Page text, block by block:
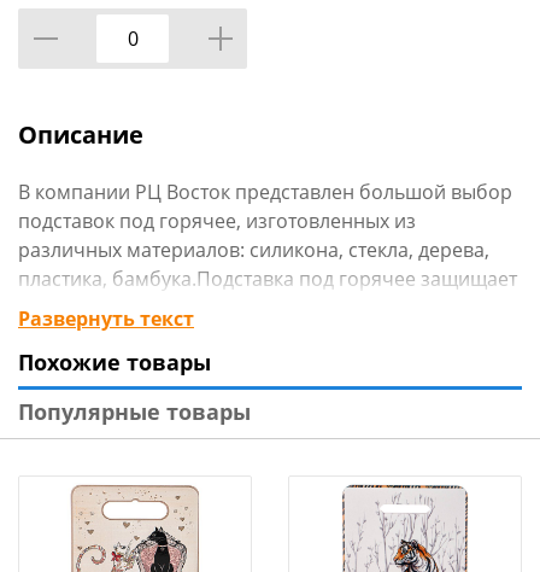
Описание
В компании РЦ Восток представлен большой выбор
подставок под горячее, изготовленных из
различных материалов: силикона, стекла, дерева,
пластика, бамбука.Подставка под горячее защищает
поверхность стола от воздействия горячих
предметов. Подставки по своим свойствам
жаропрочные, что позволяет им не нагреваться при
многоразовом использовании.
Развернуть текст
Похожие товары
Популярные товары